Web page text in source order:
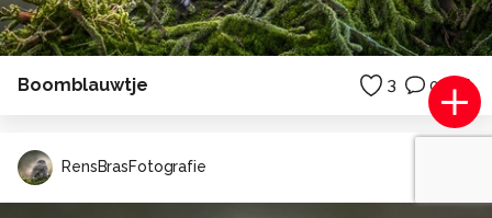
Boomblauwtje 3 0
RensBrasFotografie